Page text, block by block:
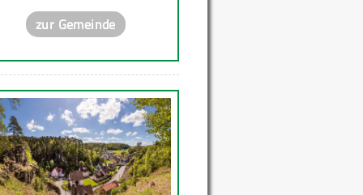
zur Gemeinde